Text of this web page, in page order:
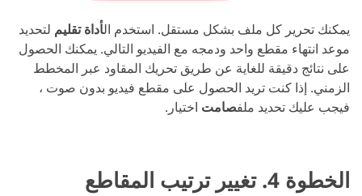
يمكنك تحرير كل ملف بشكل مستقل. استخدم الأداة تقليم لتحديد
موعد انتهاء مقطع واحد ودمجه مع الفيديو التالي. يمكنك الحصول
على نتائج دقيقة للغاية عن طريق تحريك المقاود عبر المخطط
الزمني. إذا كنت تريد الحصول على مقطع فيديو بدون صوت ،
فيجب عليك تحديد ملفصامت اختيار.
الخطوة 4. تغيير ترتيب المقاطع